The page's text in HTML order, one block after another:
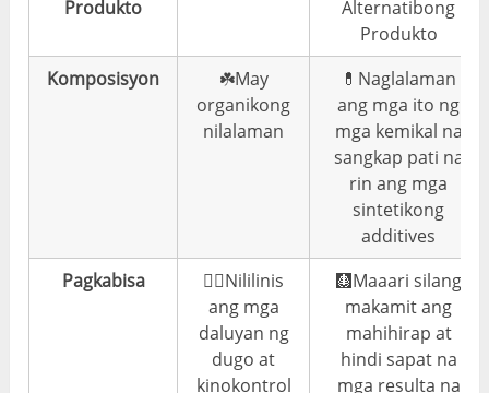
Produkto
Alternatibong
Produkto
Komposisyon
☘️May
organikong
nilalaman
💊Naglalaman
ang mga ito ng
mga kemikal na
sangkap pati na
rin ang mga
sintetikong
additives
Pagkabisa
👍🏼Nililinis
ang mga
daluyan ng
dugo at
kinokontrol
🩻Maaari silang
makamit ang
mahihirap at
hindi sapat na
mga resulta na